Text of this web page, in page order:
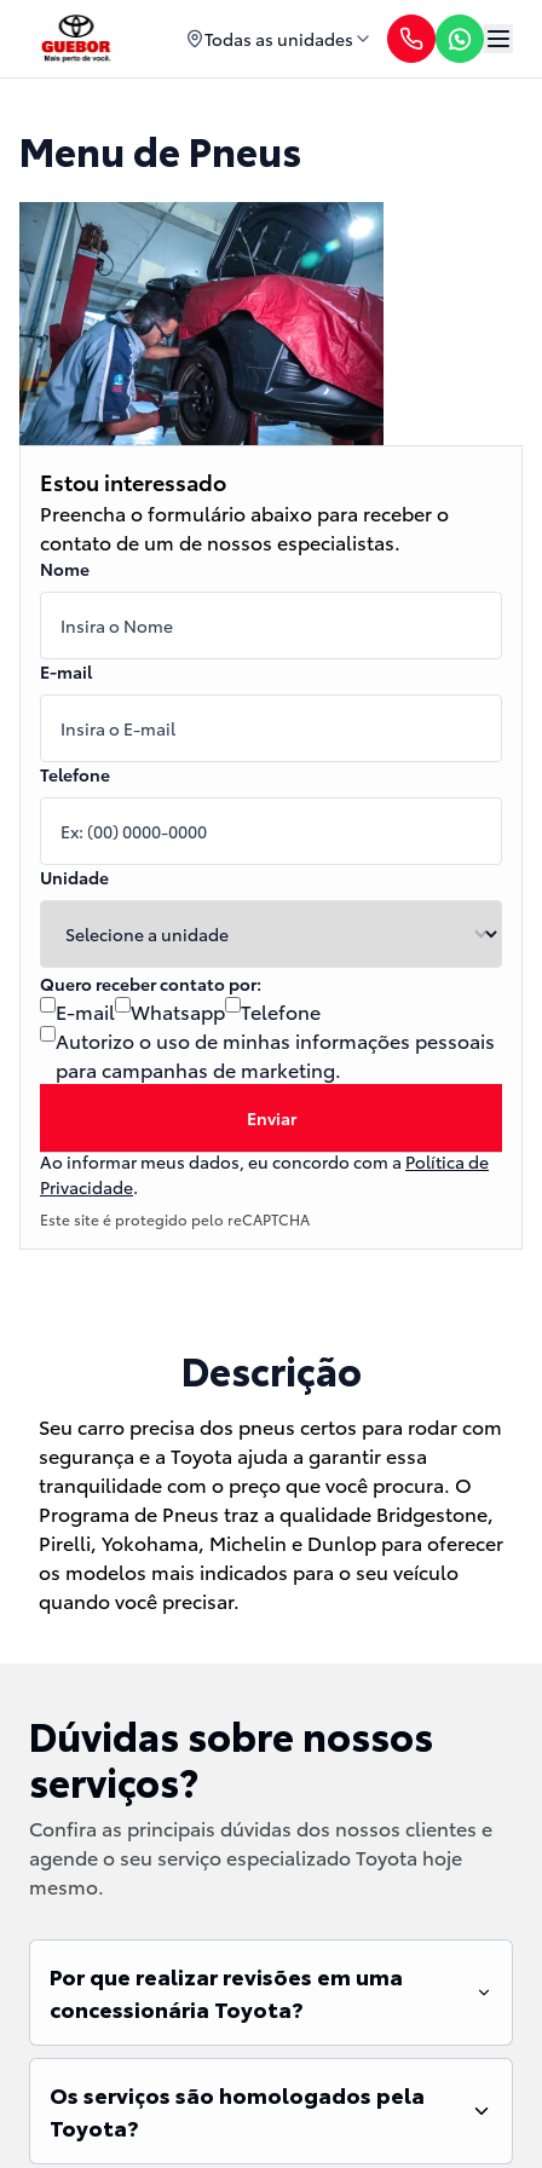
Todas as unidades
Menu de Pneus
Estou interessado
Preencha o formulário abaixo para receber o
contato de um de nossos especialistas.
Nome
E-mail
Telefone
Unidade
Quero receber contato por:
E-mail Whatsapp Telefone
Autorizo o uso de minhas informações pessoais
para campanhas de marketing.
Enviar
Ao informar meus dados, eu concordo com a Política de
Privacidade.
Este site é protegido pelo reCAPTCHA
Descrição
Seu carro precisa dos pneus certos para rodar com
segurança e a Toyota ajuda a garantir essa
tranquilidade com o preço que você procura. O
Programa de Pneus traz a qualidade Bridgestone,
Pirelli, Yokohama, Michelin e Dunlop para oferecer
os modelos mais indicados para o seu veículo
quando você precisar.
Dúvidas sobre nossos
serviços?
Confira as principais dúvidas dos nossos clientes e
agende o seu serviço especializado Toyota hoje
mesmo.
Por que realizar revisões em uma
concessionária Toyota?
Os serviços são homologados pela
Toyota?